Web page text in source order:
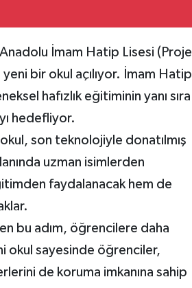
İmam Hatip Lisesi (Proje
bir okul açılıyor. İmam Hatip
hafızlık eğitiminin yanı sıra
hedefliyor.
son teknolojiyle donatılmış
uzman isimlerden
faydalanacak hem de
bu adım, öğrencilere daha
okul sayesinde öğrenciler,
de koruma imkanına sahip